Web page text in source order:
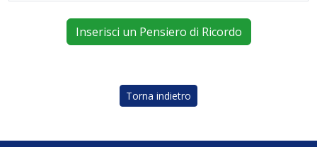
Inserisci un Pensiero di Ricordo
Torna indietro